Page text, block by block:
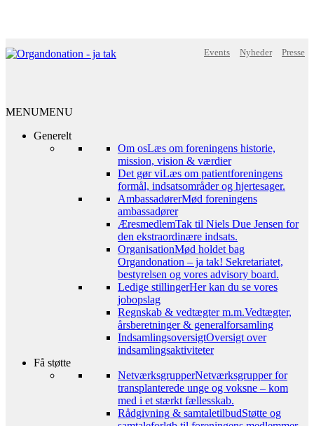
Events Nyheder Presse
MENUMENU
Generelt
Om osLæs om foreningens historie,
mission, vision & værdier
Det gør viLæs om patientforeningens
formål, indsatsområder og hjertesager.
AmbassadørerMød foreningens
ambassadører
ÆresmedlemTak til Niels Due Jensen for
den ekstraordinære indsats.
OrganisationMød holdet bag
Organdonation – ja tak! Sekretariatet,
bestyrelsen og vores advisory board.
Ledige stillingerHer kan du se vores
jobopslag
Regnskab & vedtægter m.m.Vedtægter,
årsberetninger & generalforsamling
IndsamlingsoversigtOversigt over
indsamlingsaktiviteter
Få støtte
NetværksgrupperNetværksgrupper for
transplanterede unge og voksne – kom
med i et stærkt fællesskab.
Rådgivning & samtaletilbudStøtte og